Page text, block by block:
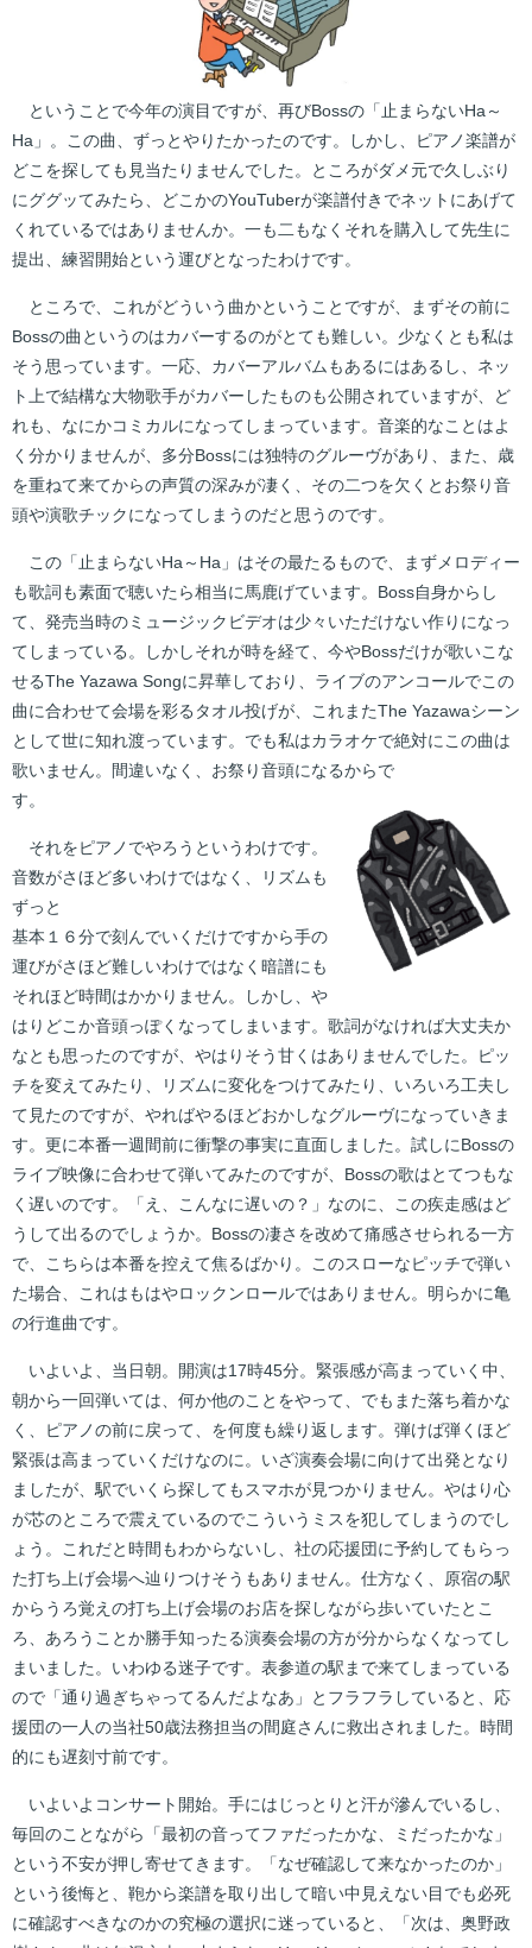
ということで今年の演目ですが、再びBossの「止まらないHa～
Ha」。この曲、ずっとやりたかったのです。しかし、ピアノ楽譜が
どこを探しても見当たりませんでした。ところがダメ元で久しぶり
にググッてみたら、どこかのYouTuberが楽譜付きでネットにあげて
くれているではありませんか。一も二もなくそれを購入して先生に
提出、練習開始という運びとなったわけです。
ところで、これがどういう曲かということですが、まずその前に
Bossの曲というのはカバーするのがとても難しい。少なくとも私は
そう思っています。一応、カバーアルバムもあるにはあるし、ネッ
ト上で結構な大物歌手がカバーしたものも公開されていますが、ど
れも、なにかコミカルになってしまっています。音楽的なことはよ
く分かりませんが、多分Bossには独特のグルーヴがあり、また、歳
を重ねて来てからの声質の深みが凄く、その二つを欠くとお祭り音
頭や演歌チックになってしまうのだと思うのです。
この「止まらないHa～Ha」はその最たるもので、まずメロディー
も歌詞も素面で聴いたら相当に馬鹿げています。Boss自身からし
て、発売当時のミュージックビデオは少々いただけない作りになっ
てしまっている。しかしそれが時を経て、今やBossだけが歌いこな
せるThe Yazawa Songに昇華しており、ライブのアンコールでこの
曲に合わせて会場を彩るタオル投げが、これまたThe Yazawaシーン
として世に知れ渡っています。でも私はカラオケで絶対にこの曲は
歌いません。間違いなく、お祭り音頭になるからで
す。
それをピアノでやろうというわけです。
音数がさほど多いわけではなく、リズムも
ずっと
基本１６分で刻んでいくだけですから手の
運びがさほど難しいわけではなく暗譜にも
それほど時間はかかりません。しかし、や
はりどこか音頭っぽくなってしまいます。歌詞がなければ大丈夫か
なとも思ったのですが、やはりそう甘くはありませんでした。ピッ
チを変えてみたり、リズムに変化をつけてみたり、いろいろ工夫し
て見たのですが、やればやるほどおかしなグルーヴになっていきま
す。更に本番一週間前に衝撃の事実に直面しました。試しにBossの
ライブ映像に合わせて弾いてみたのですが、Bossの歌はとてつもな
く遅いのです。「え、こんなに遅いの？」なのに、この疾走感はど
うして出るのでしょうか。Bossの凄さを改めて痛感させられる一方
で、こちらは本番を控えて焦るばかり。このスローなピッチで弾い
た場合、これはもはやロックンロールではありません。明らかに亀
の行進曲です。
いよいよ、当日朝。開演は17時45分。緊張感が高まっていく中、
朝から一回弾いては、何か他のことをやって、でもまた落ち着かな
く、ピアノの前に戻って、を何度も繰り返します。弾けば弾くほど
緊張は高まっていくだけなのに。いざ演奏会場に向けて出発となり
ましたが、駅でいくら探してもスマホが見つかりません。やはり心
が芯のところで震えているのでこういうミスを犯してしまうのでし
ょう。これだと時間もわからないし、社の応援団に予約してもらっ
た打ち上げ会場へ辿りつけそうもありません。仕方なく、原宿の駅
からうろ覚えの打ち上げ会場のお店を探しながら歩いていたとこ
ろ、あろうことか勝手知ったる演奏会場の方が分からなくなってし
まいました。いわゆる迷子です。表参道の駅まで来てしまっている
ので「通り過ぎちゃってるんだよなあ」とフラフラしていると、応
援団の一人の当社50歳法務担当の間庭さんに救出されました。時間
的にも遅刻寸前です。
いよいよコンサート開始。手にはじっとりと汗が滲んでいるし、
毎回のことながら「最初の音ってファだったかな、ミだったかな」
という不安が押し寄せてきます。「なぜ確認して来なかったのか」
という後悔と、鞄から楽譜を取り出して暗い中見えない目でも必死
に確認すべきなのかの究極の選択に迷っていると、「次は、奥野政